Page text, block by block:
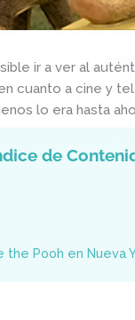
ir a ver al
cuanto a cine y
lo era hasta
de
Pooh en Nueva